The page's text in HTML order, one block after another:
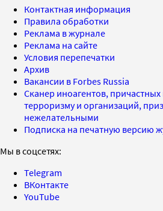
Контактная информация
Правила обработки
Реклама в журнале
Реклама на сайте
Условия перепечатки
Архив
Вакансии в Forbes Russia
Сканер иноагентов, причастных
терроризму и организаций,
нежелательными
Подписка на печатную версию
Мы в соцсетях:
Telegram
ВКонтакте
YouTube